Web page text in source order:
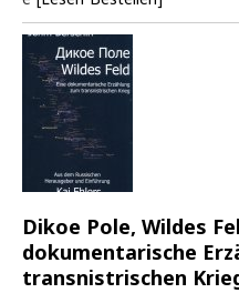
Dikoe Pole, Wildes
dokumentarische
transnistrischen